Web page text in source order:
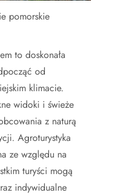
pomorskie
to doskonała
od
klimacie.
widoki i świeże
z naturą
Agroturystyka
ze względu na
turyści mogą
indywidualne